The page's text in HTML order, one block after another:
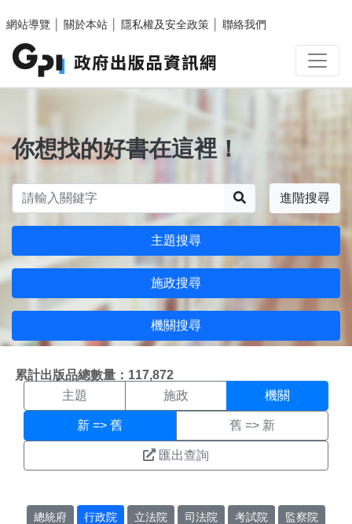
網站導覽
關於本站 隱私權及安全政策 聯絡我們
你想找的好書在這裡！
進階搜尋
主題搜尋
施政搜尋
機關搜尋
累計出版品總數量：117,872
機關搜尋結果頁面
主題 施政 機關
新 => 舊 舊 => 新
匯出查詢
總統府 行政院 立法院 司法院 考試院 監察院